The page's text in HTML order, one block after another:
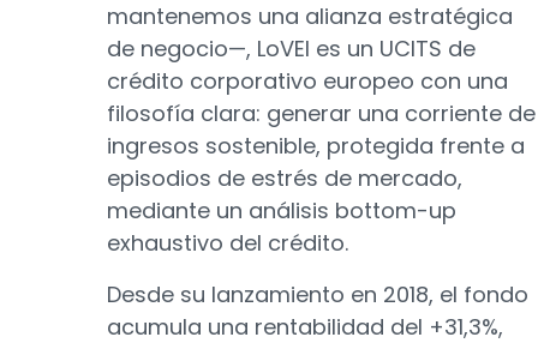
mantenemos una alianza estratégica
de negocio—, LoVEI es un UCITS de
crédito corporativo europeo con una
filosofía clara: generar una corriente de
ingresos sostenible, protegida frente a
episodios de estrés de mercado,
mediante un análisis bottom-up
exhaustivo del crédito.
Desde su lanzamiento en 2018, el fondo
acumula una rentabilidad del +31,3%,